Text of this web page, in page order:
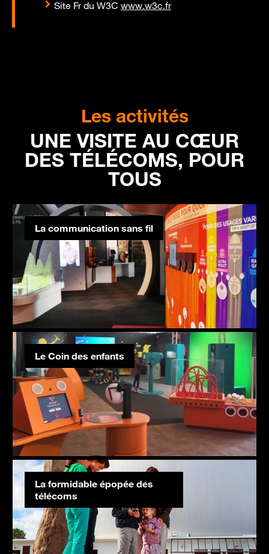
Site Fr du W3C www.w3c.fr
Les activités
UNE VISITE AU CŒUR
DES TÉLÉCOMS, POUR
TOUS
La communication sans fil
Le Coin des enfants
La formidable épopée des
télécoms